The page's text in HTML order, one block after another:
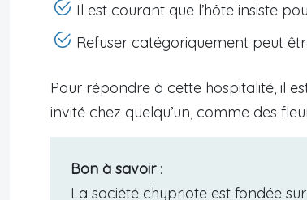
Il est courant que l’hôte insiste
Refuser catégoriquement peut
Pour répondre à cette hospitalité, il
invité chez quelqu’un, comme des
Bon à savoir:
La société chypriote est fondée